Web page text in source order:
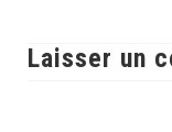
Laisser un